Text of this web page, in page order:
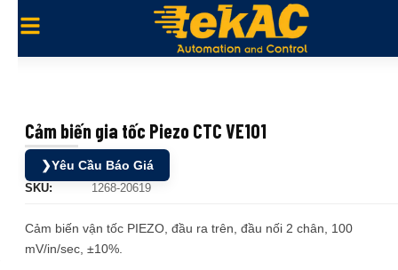
Cảm biến gia tốc Piezo CTC VE101
❯Yêu Cầu Báo Giá
SKU: 1268-20619
Cảm biến vận tốc PIEZO, đầu ra trên, đầu nối 2 chân, 100
mV/in/sec, ±10%.